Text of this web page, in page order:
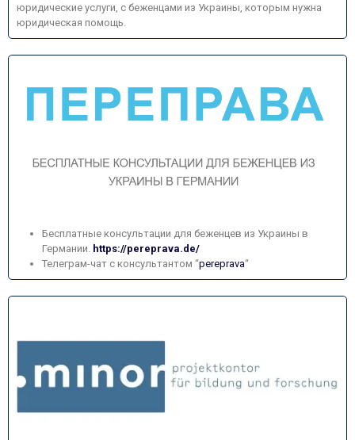
юридические услуги, с беженцами из Украины, которым нужна
юридическая помощь.
Бесплатные консультации для беженцев из Украины в
Германии. https://pereprava.de/
Телеграм-чат c консультантом “pereprava“